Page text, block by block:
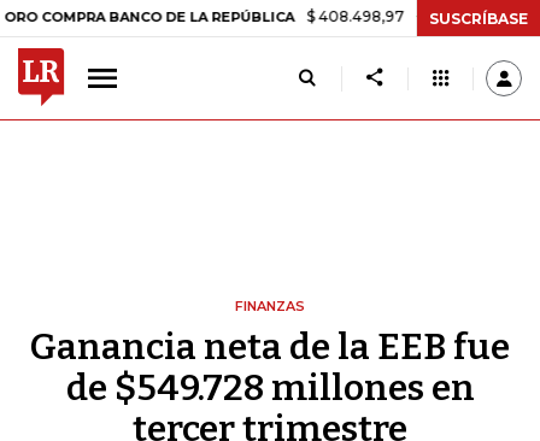
BANCO DE LA REPÚBLICA $ 408.498,97 +$ 8.753,81 +2,19%
SUSCRÍBASE
FINANZAS
Ganancia neta de la EEB fue
de $549.728 millones en
tercer trimestre